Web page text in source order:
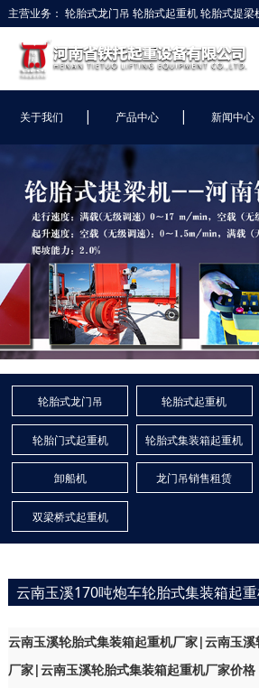
主营业务： 轮胎式龙门吊 轮胎式起重机轮胎式提梁
关于我们 | 产品中心 | 新闻中心
轮胎式龙门吊 轮胎式起重机
轮胎门式起重机 轮胎式集装箱起重机
卸船机 龙门吊销售租赁
双梁桥式起重机
云南玉溪170吨炮车轮胎式集装箱起
云南玉溪轮胎式集装箱起重机厂家|云南玉
厂家|云南玉溪轮胎式集装箱起重机厂家价格